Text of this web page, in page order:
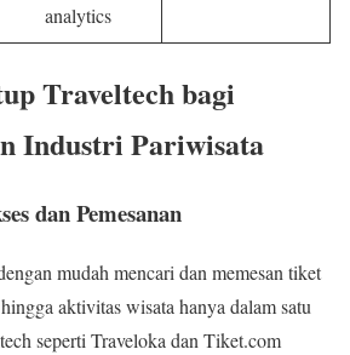
analytics
Traveltech bagi
Industri Pariwisata
dan Pemesanan
mudah mencari dan memesan tiket
aktivitas wisata hanya dalam satu
seperti Traveloka dan Tiket.com